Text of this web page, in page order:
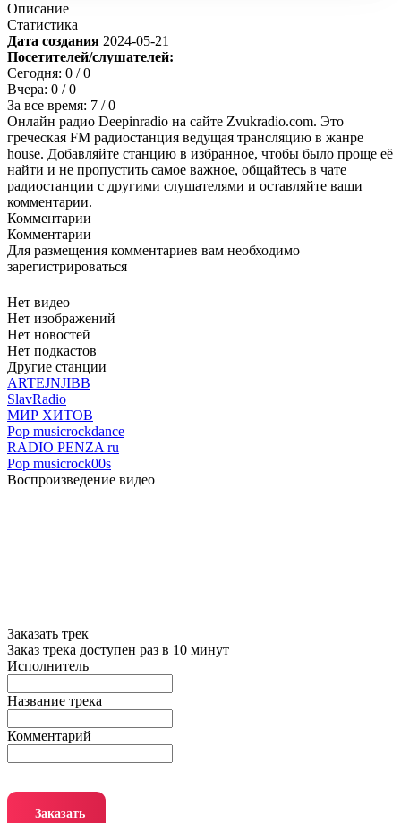
Описание
Статистика
Дата создания 2024-05-21
Посетителей/слушателей:
Сегодня: 0 / 0
Вчера: 0 / 0
За все время: 7 / 0
Онлайн радио Deepinradio на сайте Zvukradio.com. Это
греческая FM радиостанция ведущая трансляцию в жанре
house. Добавляйте станцию в избранное, чтобы было проще её
найти и не пропустить самое важное, общайтесь в чате
радиостанции с другими слушателями и оставляйте ваши
комментарии.
Комментарии
Комментарии
Для размещения комментариев вам необходимо
зарегистрироваться
Нет видео
Нет изображений
Нет новостей
Нет подкастов
Другие станции
ARTEJNJIBB
SlavRadio
МИР ХИТОВ
Pop musicrockdance
RADIO PENZA ru
Pop musicrock00s
Воспроизведение видео
Заказать трек
Заказ трека доступен раз в 10 минут
Исполнитель
Название трека
Комментарий
Заказать